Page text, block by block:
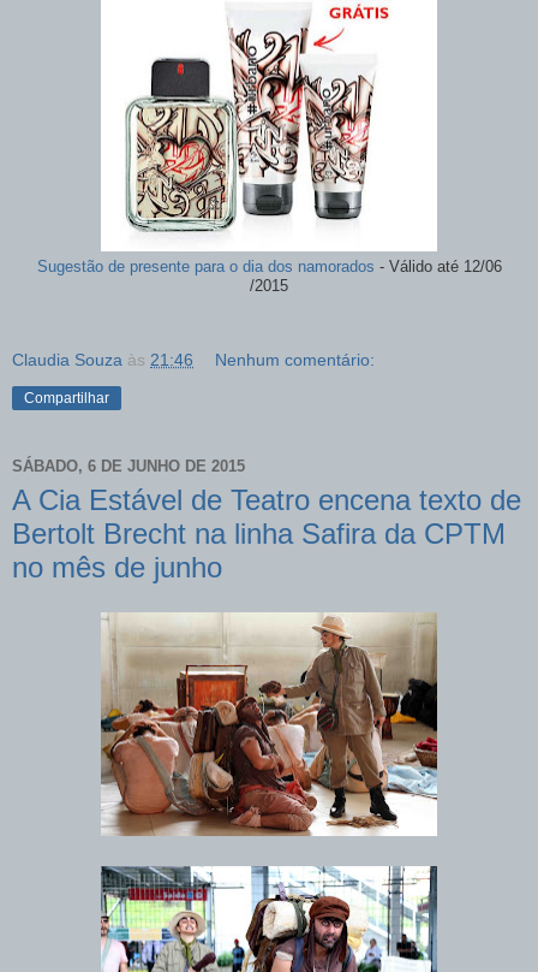
Sugestão de presente para o dia dos namorados - Válido até 12/06
/2015
Claudia Souza às 21:46 Nenhum comentário:
Compartilhar
SÁBADO, 6 DE JUNHO DE 2015
A Cia Estável de Teatro encena texto de
Bertolt Brecht na linha Safira da CPTM
no mês de junho